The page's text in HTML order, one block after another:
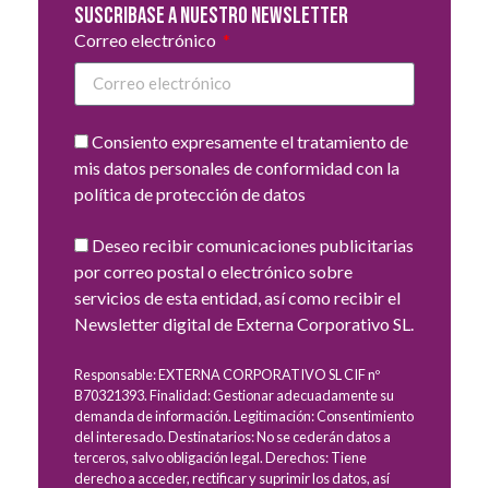
Suscribase a nuestro newsletter
Correo electrónico
Consiento expresamente el tratamiento de
mis datos personales de conformidad con la
política de protección de datos
Deseo recibir comunicaciones publicitarias
por correo postal o electrónico sobre
servicios de esta entidad, así como recibir el
Newsletter digital de Externa Corporativo SL.
Responsable: EXTERNA CORPORATIVO SL CIF nº
B70321393. Finalidad: Gestionar adecuadamente su
demanda de información. Legitimación: Consentimiento
del interesado. Destinatarios: No se cederán datos a
terceros, salvo obligación legal. Derechos: Tiene
derecho a acceder, rectificar y suprimir los datos, así